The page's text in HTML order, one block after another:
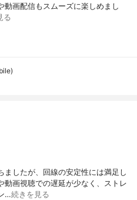
動画配信もスムーズに楽しめまし
る
ましたが、回線の安定性には満足し
動画視聴での遅延が少なく、ストレ
…続きを見る